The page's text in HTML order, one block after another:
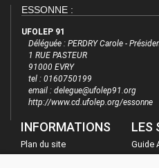
ESSONNE :
UFOLEP 91
Déléguée : PERDRY Carole -
1 RUE PASTEUR
91000 EVRY
tel : 0160750199
email : delegue@ufolep91.org
http://www.cd.ufolep.org/essonne
INFORMATIONS
Plan du site
LES
Guide